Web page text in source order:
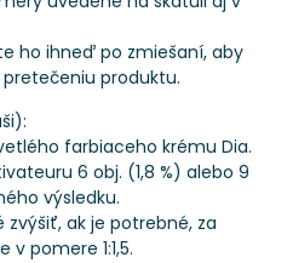
ho ihneď po zmiešaní, aby
produktu.
farbiaceho krému Dia.
6 obj. (1,8 %) alebo 9
výsledku.
ak je potrebné, za
pomere 1:1,5.